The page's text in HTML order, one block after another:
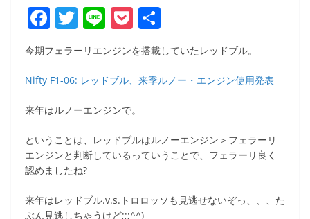
F
a
c
e
b
o
o
k
T
w
itt
er
Li
n
e
P
o
ck
et
有
今期フェラーリエンジンを搭載していたレッドブル。
Nifty F1-06: レッドブル、来季ルノー・エンジン使用発表
来年はルノーエンジンで。
ということは、レッドブルはルノーエンジン＞フェラーリ
エンジンと判断しているっていうことで、フェラーリ良く
認めましたね?
来年はレッドブル.v.s.トロロッソも見逃せないぞっ、、、た
ぶん見逃しちゃうけど;;;^^)